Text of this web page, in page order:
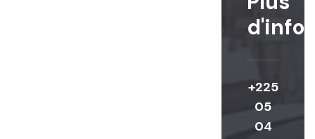
+225
05
04